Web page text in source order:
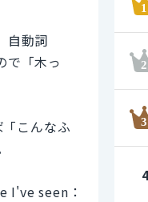
自動詞
「木っ
こんなふ
I've seen：
4